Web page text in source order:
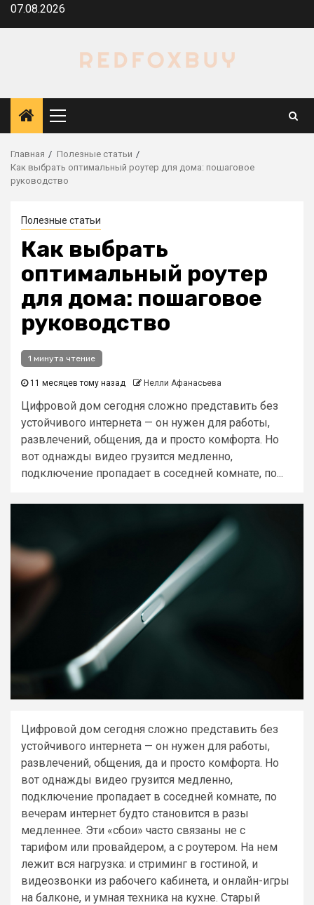
Перейти
07.08.2026
Основное
меню
Главная
Полезные статьи
Как выбрать оптимальный роутер для дома: пошаговое
руководство
Полезные статьи
Как выбрать
оптимальный роутер
для дома: пошаговое
руководство
1 минута чтение
11 месяцев тому назад Нелли Афанасьева
Цифровой дом сегодня сложно представить без
устойчивого интернета — он нужен для работы,
развлечений, общения, да и просто комфорта. Но
вот однажды видео грузится медленно,
подключение пропадает в соседней комнате, по...
Цифровой дом сегодня сложно представить без
устойчивого интернета — он нужен для работы,
развлечений, общения, да и просто комфорта. Но
вот однажды видео грузится медленно,
подключение пропадает в соседней комнате, по
вечерам интернет будто становится в разы
медленнее. Эти «сбои» часто связаны не с
тарифом или провайдером, а с роутером. На нем
лежит вся нагрузка: и стриминг в гостиной, и
видеозвонки из рабочего кабинета, и онлайн-игры
на балконе, и умная техника на кухне. Старый